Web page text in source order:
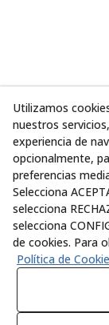
Utilizamos
nuestros
experiencia de
opcionalmente,
preferencias
Selecciona
selecciona
selecciona
de cookies. Para
Política de